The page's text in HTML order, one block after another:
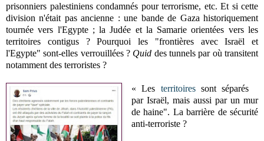
prisonniers palestiniens condamnés pour terrorisme, etc. Et si cette
division n'était pas ancienne : une bande de Gaza historiquement
tournée vers l'Egypte ; la Judée et la Samarie orientées vers les
territoires contigus ? Pourquoi les "frontières avec Israël et
l'Egypte" sont-elles verrouillées ? Quid des tunnels par où transitent
notamment des terroristes ?
« Les territoiressont séparés
par Israël, mais aussi par un mur
de haine". La barrière de sécurité
anti-terroriste ?